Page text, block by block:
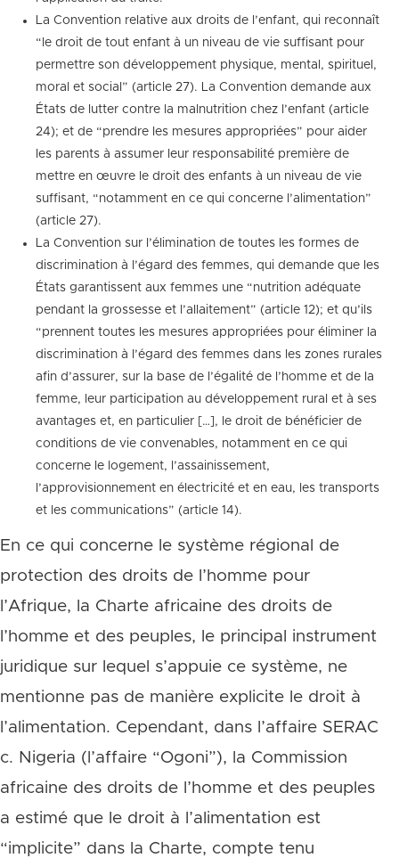
La Convention relative aux droits de l’enfant, qui reconnaît
“le droit de tout enfant à un niveau de vie suffisant pour
permettre son développement physique, mental, spirituel,
moral et social” (article 27). La Convention demande aux
États de lutter contre la malnutrition chez l’enfant (article
24); et de “prendre les mesures appropriées” pour aider
les parents à assumer leur responsabilité première de
mettre en œuvre le droit des enfants à un niveau de vie
suffisant, “notamment en ce qui concerne l’alimentation”
(article 27).
La Convention sur l’élimination de toutes les formes de
discrimination à l’égard des femmes, qui demande que les
États garantissent aux femmes une “nutrition adéquate
pendant la grossesse et l’allaitement” (article 12); et qu’ils
“prennent toutes les mesures appropriées pour éliminer la
discrimination à l’égard des femmes dans les zones rurales
afin d’assurer, sur la base de l’égalité de l’homme et de la
femme, leur participation au développement rural et à ses
avantages et, en particulier […], le droit de bénéficier de
conditions de vie convenables, notamment en ce qui
concerne le logement, l’assainissement,
l’approvisionnement en électricité et en eau, les transports
et les communications” (article 14).
En ce qui concerne le système régional de
protection des droits de l’homme pour
l’Afrique, la Charte africaine des droits de
l’homme et des peuples, le principal instrument
juridique sur lequel s’appuie ce système, ne
mentionne pas de manière explicite le droit à
l’alimentation. Cependant, dans l’affaire SERAC
c. Nigeria (l’affaire “Ogoni”), la Commission
africaine des droits de l’homme et des peuples
a estimé que le droit à l’alimentation est
“implicite” dans la Charte, compte tenu